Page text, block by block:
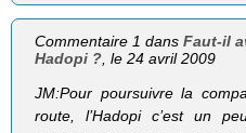
Commentaire 1 dansFaut-il
Hadopi ?, le 24 avril 2009
JM:Pour poursuivre la
route, l’Hadopi c’est un